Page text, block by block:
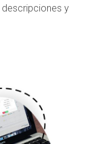
y